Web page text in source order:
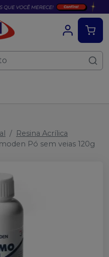
Resina Acrílica
Pó sem veias 120g